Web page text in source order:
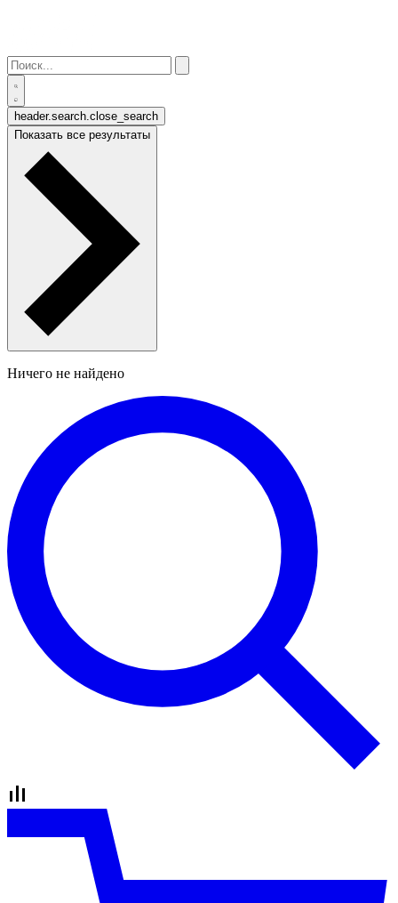
header.search.close_search
Показать все результаты
Ничего не найдено